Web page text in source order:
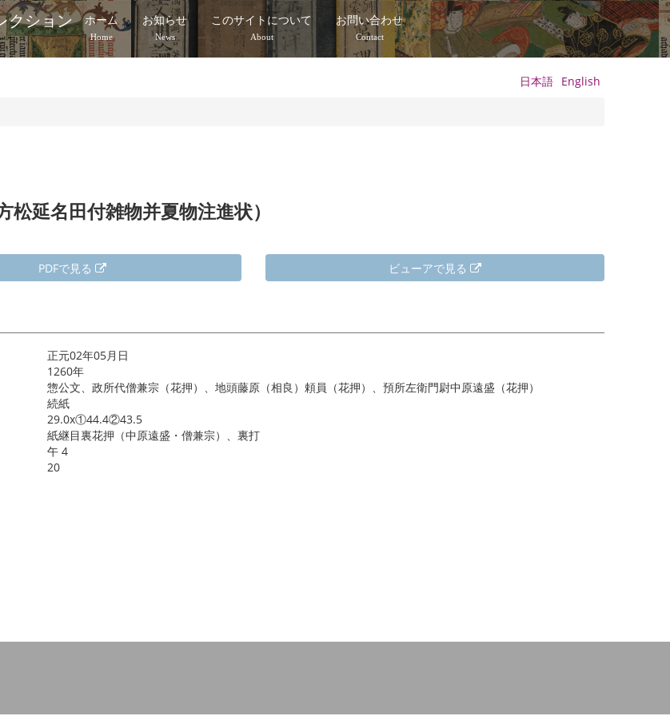
クション ホーム
Home
お知らせ
News
このサイトについて
About
お問い合わせ
Contact
日本語 English
松延名田付雑物并夏物注進状）
PDFで見る ビューアで見る
正元02年05月日
1260年
惣公文、政所代僧兼宗（花押）、地頭藤原（相良）頼員（花押）、預所左衛門尉中原遠盛（花押）
続紙
29.0x①44.4②43.5
紙継目裏花押（中原遠盛・僧兼宗）、裏打
午 4
20